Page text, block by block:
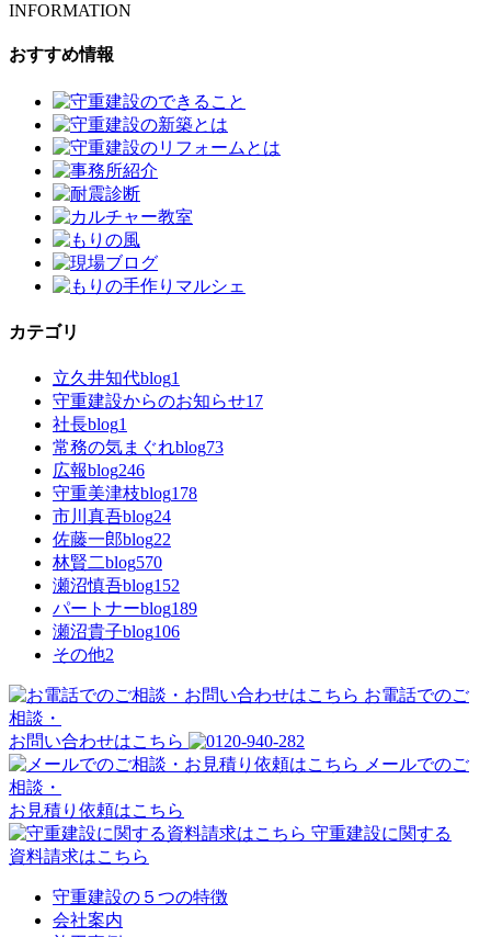
INFORMATION
おすすめ情報
カテゴリ
立久井知代blog1
守重建設からのお知らせ17
社長blog1
常務の気まぐれblog73
広報blog246
守重美津枝blog178
市川真吾blog24
佐藤一郎blog22
林賢二blog570
瀬沼慎吾blog152
パートナーblog189
瀬沼貴子blog106
その他2
お電話でのご
相談・
お問い合わせはこちら
メールでのご
相談・
お見積り依頼はこちら
守重建設に関する
資料請求はこちら
守重建設の５つの特徴
会社案内